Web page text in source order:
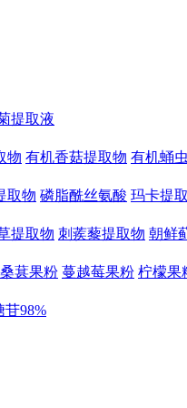
提取液
物 有机香菇提取物 有机蛹
取物 磷脂酰丝氨酸 玛卡提
提取物 刺蒺藜提取物 朝鲜
桑葚果粉 蔓越莓果粉 柠檬果
苷98%